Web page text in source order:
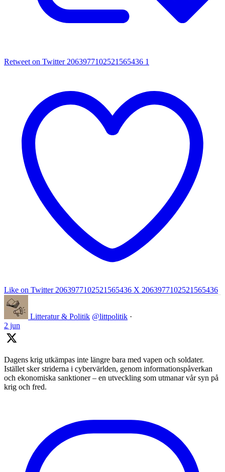
Retweet on Twitter 2063977102521565436 1
Like on Twitter 2063977102521565436 X 2063977102521565436
Litteratur & Politik @littpolitik ·
2 jun
Dagens krig utkämpas inte längre bara med vapen och soldater.
Istället sker striderna i cybervärlden, genom informationspåverkan
och ekonomiska sanktioner – en utveckling som utmanar vår syn på
krig och fred.